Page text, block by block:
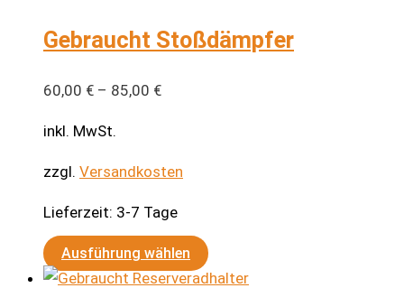
Gebraucht Stoßdämpfer
60,00 € – 85,00 €
inkl. MwSt.
zzgl. Versandkosten
Lieferzeit: 3-7 Tage
Ausführung wählen
Dieses
Produkt